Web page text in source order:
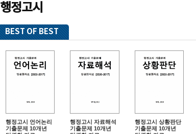
행정고시
BEST OF BEST
행정고시 언어논리
기출문제 10개년
행정고시 자료해석
기출문제 10개년
행정고시 상황판단
기출문제 10개년